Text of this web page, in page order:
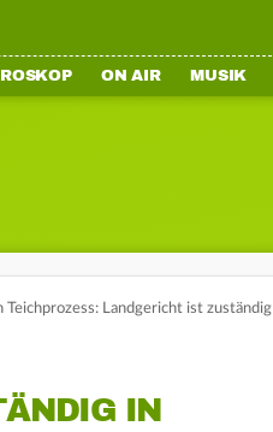
ON AIR MUSIK
Teichprozess: Landgericht ist zuständig
IN